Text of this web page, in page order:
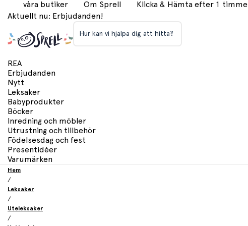
våra butiker Om Sprell Klicka & Hämta efter 1 timme
Aktuellt nu: Erbjudanden!
Hur kan vi hjälpa dig att hitta?
REA
Erbjudanden
Nytt
Leksaker
Babyprodukter
Böcker
Inredning och möbler
Utrustning och tillbehör
Födelsesdag och fest
Presentidéer
Varumärken
Hem
/
Leksaker
/
Uteleksaker
/